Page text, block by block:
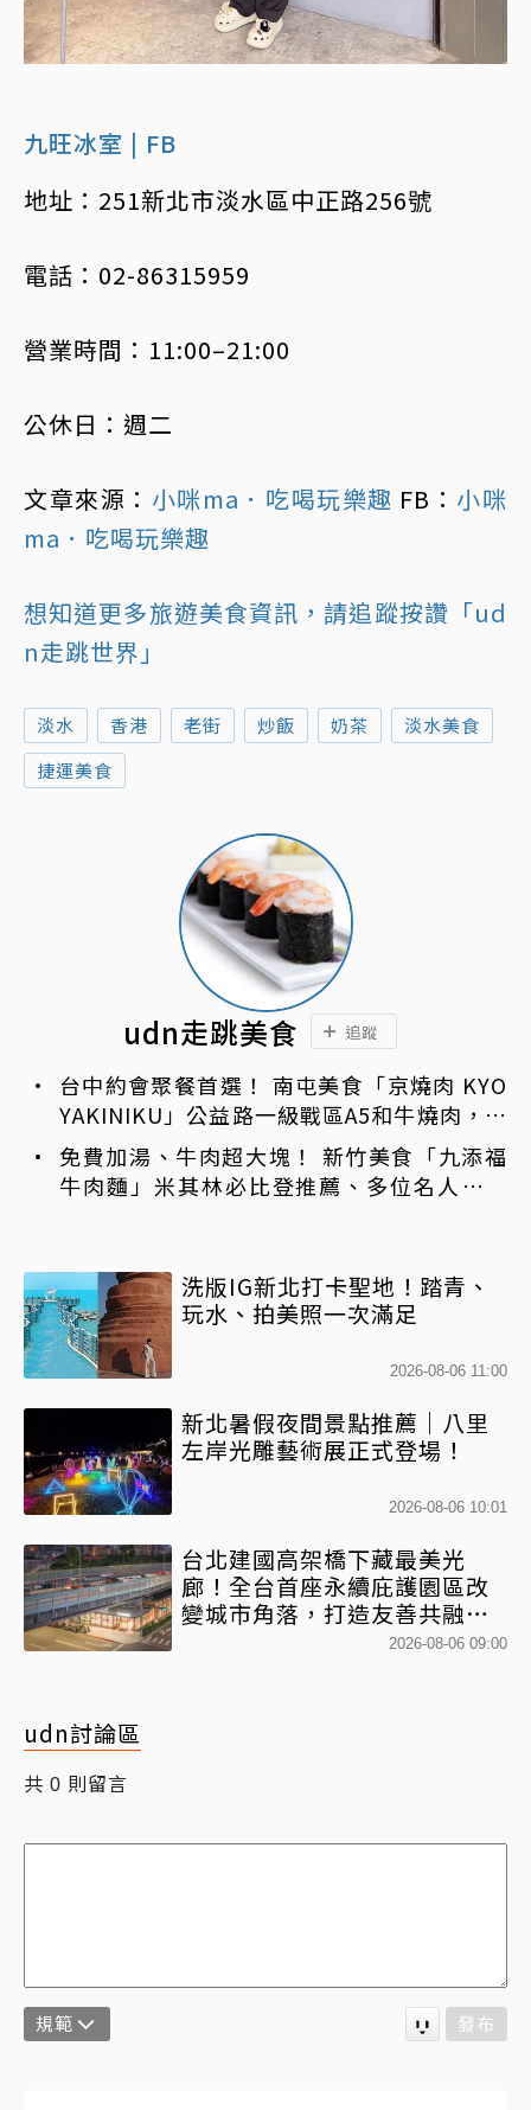
九旺冰室 | FB
地址：251新北市淡水區中正路256號
電話：02-86315959
營業時間：11:00–21:00
公休日：週二
文章來源： 小咪ma．吃喝玩樂趣 FB： 小咪
ma．吃喝玩樂趣
想知道更多旅遊美食資訊，請追蹤按讚「ud
n走跳世界」
淡水 香港 老街 炒飯 奶茶
淡水美食
捷運美食
udn走跳美食 追蹤
台中約會聚餐首選！ 南屯美食「京燒肉 KYO
YAKINIKU」公益路一級戰區A5和牛燒肉，京
平雙人套餐全程專人代烤
免費加湯、牛肉超大塊！ 新竹美食「九添福
牛肉麵」米其林必比登推薦、多位名人都朝
洗版IG新北打卡聖地！踏青、
玩水、拍美照一次滿足
2026-08-06 11:00
新北暑假夜間景點推薦｜八里
左岸光雕藝術展正式登場！
2026-08-06 10:01
台北建國高架橋下藏最美光
廊！全台首座永續庇護園區改
變城市角落，打造友善共融新
2026-08-06 09:00
udn討論區
共 0 則留言
規範 發布